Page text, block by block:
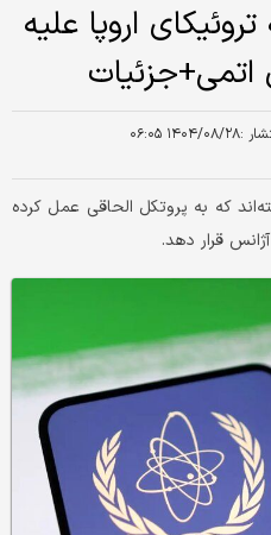
اروپا علیه
اتمی+جزئیات
:۱۴۰۴/۰۸/۲۸ ۰۶:۰۵
که به پروتکل الحاقی عمل کرده
قرار دهد.